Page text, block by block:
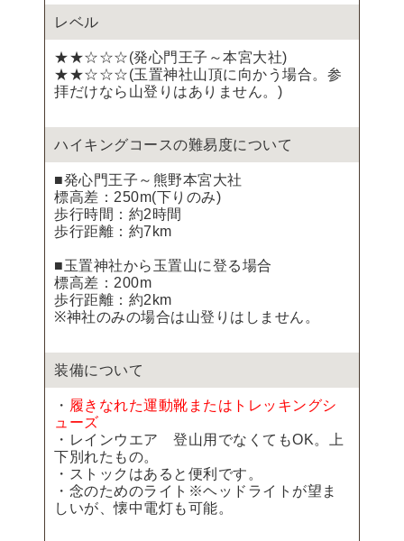
レベル
★★☆☆☆(発心門王子～本宮大社)
★★☆☆☆(玉置神社山頂に向かう場合。参
拝だけなら山登りはありません。)
ハイキングコースの難易度について
■発心門王子～熊野本宮大社
標高差：250m(下りのみ)
歩行時間：約2時間
歩行距離：約7km
■玉置神社から玉置山に登る場合
標高差：200m
歩行距離：約2km
※神社のみの場合は山登りはしません。
装備について
・ 履きなれた運動靴またはトレッキングシ
ューズ
・レインウエア 登山用でなくてもOK。上
下別れたもの。
・ストックはあると便利です。
・念のためのライト※ヘッドライトが望ま
しいが、懐中電灯も可能。